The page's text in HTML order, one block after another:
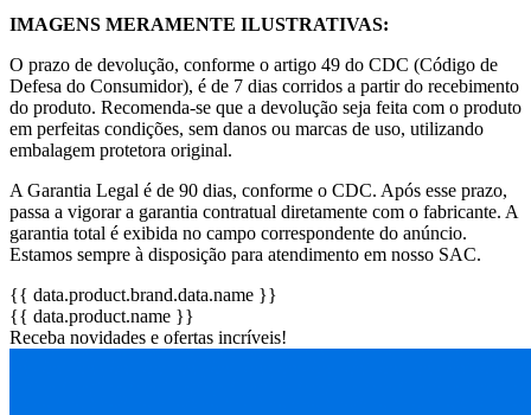
IMAGENS MERAMENTE ILUSTRATIVAS:
O prazo de devolução, conforme o artigo 49 do CDC (Código de
Defesa do Consumidor), é de 7 dias corridos a partir do recebimento
do produto. Recomenda-se que a devolução seja feita com o produto
em perfeitas condições, sem danos ou marcas de uso, utilizando
embalagem protetora original.
A Garantia Legal é de 90 dias, conforme o CDC. Após esse prazo,
passa a vigorar a garantia contratual diretamente com o fabricante. A
garantia total é exibida no campo correspondente do anúncio.
Estamos sempre à disposição para atendimento em nosso SAC.
{{ data.product.brand.data.name }}
{{ data.product.name }}
Receba novidades e ofertas incríveis!